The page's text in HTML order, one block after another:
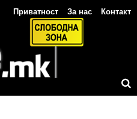
Приватност За нас Контакт